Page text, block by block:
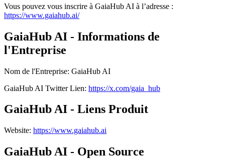
Vous pouvez vous inscrire à GaiaHub AI à l’adresse :
https://www.gaiahub.ai/
GaiaHub AI - Informations de
l'Entreprise
Nom de l'Entreprise: GaiaHub AI
GaiaHub AI Twitter Lien: https://x.com/gaia_hub
GaiaHub AI - Liens Produit
Website: https://www.gaiahub.ai
GaiaHub AI - Open Source